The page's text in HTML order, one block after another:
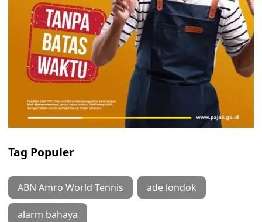
Tag Populer
ABN Amro World Tennis ade londok
alarm bahaya